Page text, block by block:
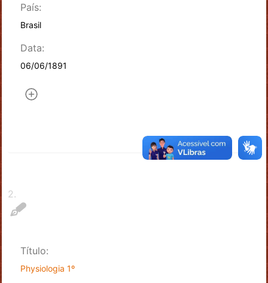
País:
Brasil
Data:
06/06/1891
2 .
Título:
Physiologia 1º